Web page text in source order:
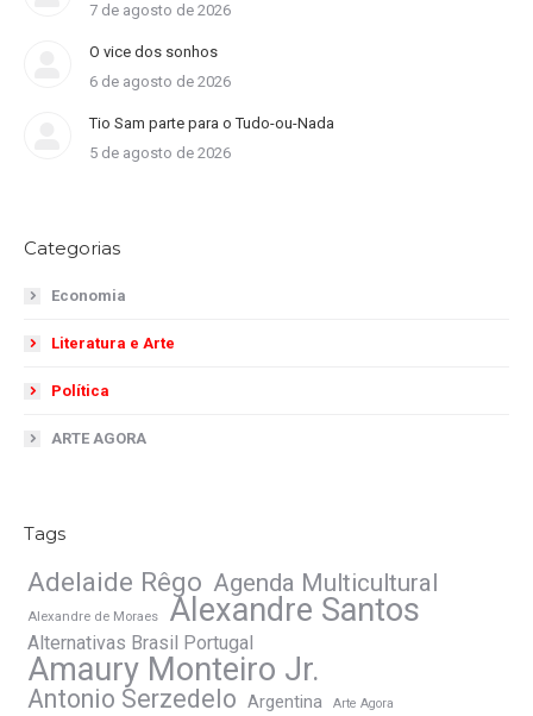
7 de agosto de 2026
O vice dos sonhos
6 de agosto de 2026
Tio Sam parte para o Tudo-ou-Nada
5 de agosto de 2026
Categorias
Economia
Literatura e Arte
Política
ARTE AGORA
Tags
Adelaide Rêgo Agenda Multicultural
Alexandre de Moraes Alexandre Santos
Alternativas Brasil Portugal
Amaury Monteiro Jr.
Antonio Serzedelo Argentina Arte Agora